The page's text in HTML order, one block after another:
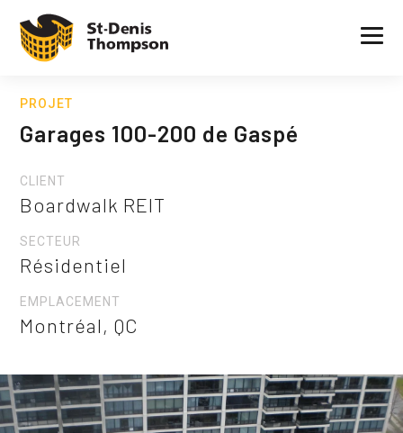
PROJET
Garages 100-200 de Gaspé
CLIENT
Boardwalk REIT
SECTEUR
Résidentiel
EMPLACEMENT
Montréal, QC